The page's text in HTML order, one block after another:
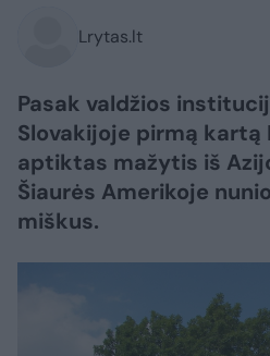
Lrytas.lt
Pasak valdžios
Slovakijoje pirmą kartą
aptiktas mažytis iš
Šiaurės Amerikoje
miškus.